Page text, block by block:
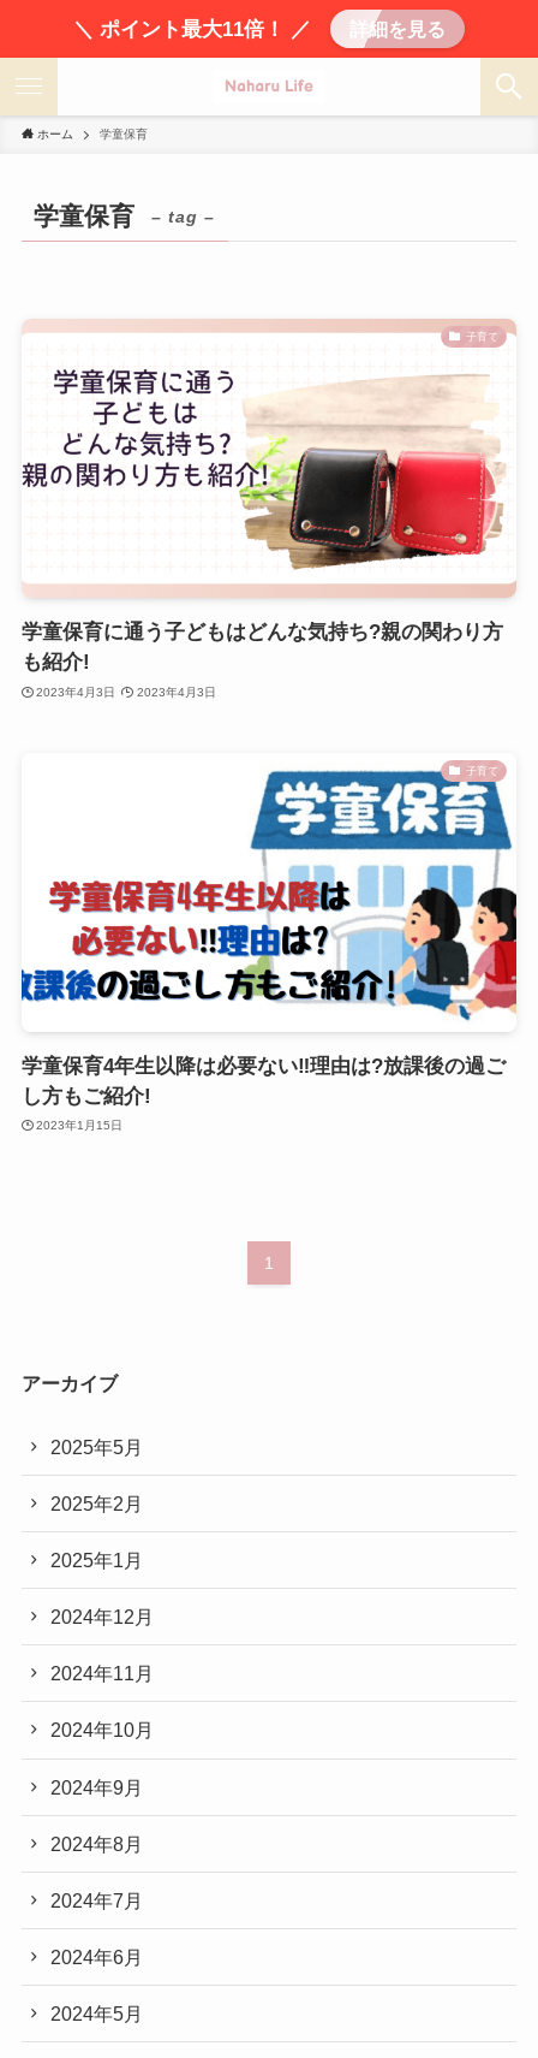
＼ ポイント最大11倍！ ／ 詳細を見る
ホーム 学童保育
学童保育 – tag –
子育て
学童保育に通う子どもはどんな気持ち?親の関わり方
も紹介!
2023年4月3日 2023年4月3日
子育て
学童保育4年生以降は必要ない‼︎理由は?放課後の過ご
し方もご紹介!
2023年1月15日
1
アーカイブ
2025年5月
2025年2月
2025年1月
2024年12月
2024年11月
2024年10月
2024年9月
2024年8月
2024年7月
2024年6月
2024年5月